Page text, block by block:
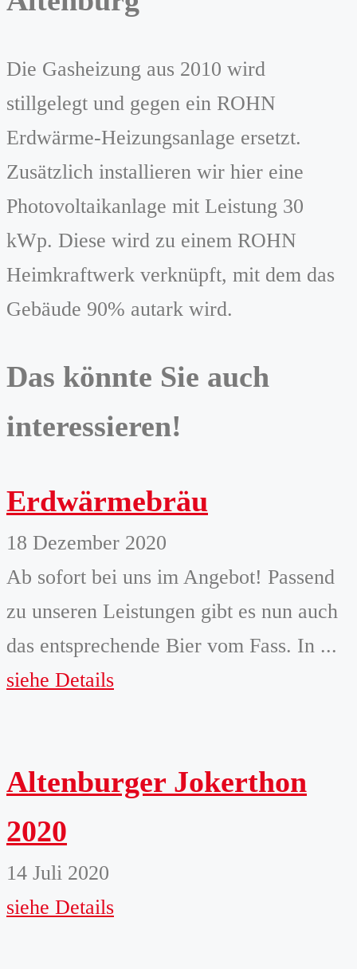
Die Gasheizung aus 2010 wird
stillgelegt und gegen ein ROHN
Erdwärme-Heizungsanlage ersetzt.
Zusätzlich installieren wir hier eine
Photovoltaikanlage mit Leistung 30
kWp. Diese wird zu einem ROHN
Heimkraftwerk verknüpft, mit dem das
Gebäude 90% autark wird.
Das könnte Sie auch
interessieren!
Erdwärmebräu
18 Dezember 2020
Ab sofort bei uns im Angebot! Passend
zu unseren Leistungen gibt es nun auch
das entsprechende Bier vom Fass. In ...
siehe Details
Altenburger Jokerthon
2020
14 Juli 2020
siehe Details